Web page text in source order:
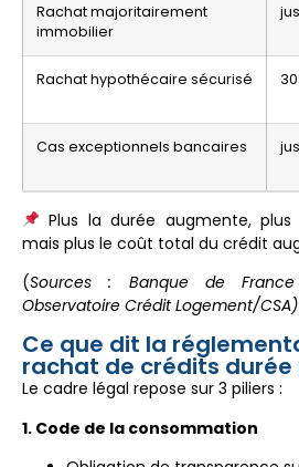
Rachat majoritairement
immobilier
Rachat hypothécaire sécurisé
Cas exceptionnels bancaires
Plus la durée augmente,
mais plus le coût total du crédit
(Sources : Banque de
Observatoire Crédit Logement/CSA)
Ce que dit la
rachat de crédits
Le cadre légal repose sur 3 piliers :
1. Code de la consommation